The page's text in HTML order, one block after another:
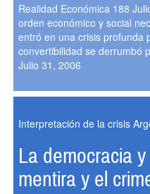
Realidad Económica 188
orden económico y social
entró en una crisis profunda
convertibilidad se derrumbó
Julio 31, 2006
Interpretación de la crisis
La democracia
mentira y el